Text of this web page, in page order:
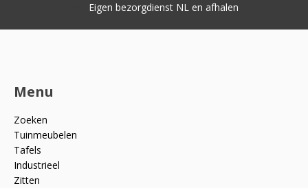
Eigen bezorgdienst NL en afhalen
Menu
Zoeken
Tuinmeubelen
Tafels
Industrieel
Zitten